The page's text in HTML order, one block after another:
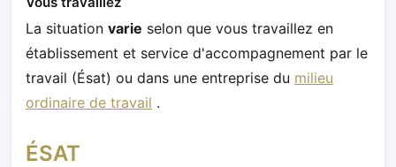
La situation varie selon que vous travaillez en
établissement et service d'accompagnement par le
travail (Ésat) ou dans une entreprise du milieu
ordinaire de travail .
ÉSAT